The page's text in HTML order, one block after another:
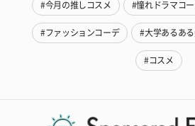
#今月の推しコスメ #憧れドラマコ
#ファッションコーデ #大学あるあ
#コスメ